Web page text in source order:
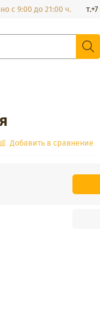
с 9:00 до 21:00 ч.
Добавить в сравнение